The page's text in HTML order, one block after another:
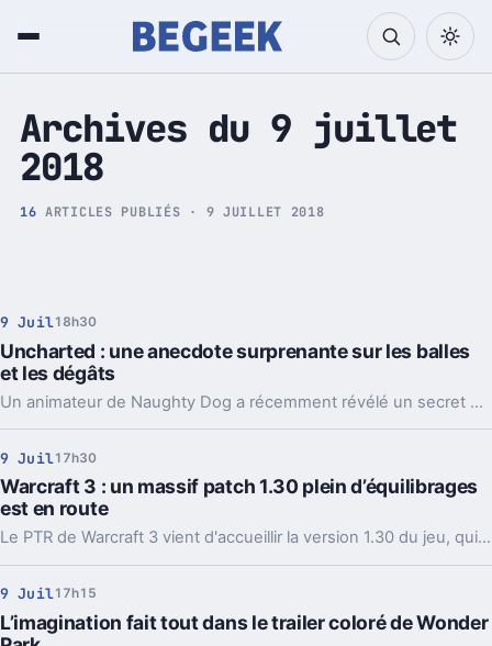
Tech et Pop culture
Archives du 9 juillet
2018
16 ARTICLES PUBLIÉS · 9 JUILLET 2018
9 Juil18h30
Uncharted : une anecdote surprenante sur les balles
et les dégâts
Un animateur de Naughty Dog a récemment révélé un secret de développement en indiquant que Nathan Drake de la licence Uncharted n'encaissait pas vraiment les balles avant un certain moment.
9 Juil17h30
Warcraft 3 : un massif patch 1.30 plein d’équilibrages
est en route
Le PTR de Warcraft 3 vient d'accueillir la version 1.30 du jeu, qui vient modifier énormément d'éléments du RTS.
9 Juil17h15
L’imagination fait tout dans le trailer coloré de Wonder